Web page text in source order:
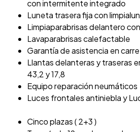
con intermitente integrado
Luneta trasera fija con
Limpiaparabrisas delantero
Lavaparabrisas calefactable
Garantía de asistencia en
Llantas delanteras y traseras
43,2 y 17,8
Equipo reparación neumáticos
Luces frontales antiniebla y
Cinco plazas ( 2+3 )